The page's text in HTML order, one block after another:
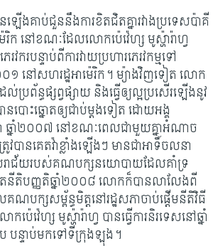
ងគាប់ជួននឹងការខិតជិតគ្នារវាងប្រទេសប៉ាគី
រិក នៅខណៈដែលលោកប៉េវ៉េហ្ស មូស្ហ៉ារ៉ាហ្វ
វករបន្ទាប់ពី​ការ​វាយ​ប្រហារភេរវកម្មទៅ
០០១ នៅសហរដ្ឋអាម៉េរិក។ ម្យ៉ាងវិញទៀត លោក​
ប្រព័ន្ធផ្សព្វផ្សាយ និងធ្វើឲ្យល្អប្រសើរឡើងនូវ
ន​​បោះឆ្នោតឲ្យជាប់ម្តងទៀត ដោយអង្គ
ឆ្នាំ២០០៧ នៅ​ខណៈ​ពេល​ជាមួយគ្នាអំណាច
បានគេតវ៉ាខ្លាំងឡើងៗ មានជាអាទិ៍ចលនា
របរាជ័យរបស់គណបក្សនយោបាយដែលគាំទ្រ
នីតិ​បញ្ញតិ​ឆ្នាំ២០០៨ លោកក៏បានលាលែងពី
ក្សសម្ព័ន្ធមិត្តនៅ​រដ្ឋសភា​ចាប់​ផ្តើមនីតិវិធី
វ៉េហ្ស មូស្ហ៉ារ៉ាហ្វ បានធ្វើការនិរទេសនៅ​ឆ្នាំ​
បន្ទាប់មកទៅទីក្រុងឡុង។